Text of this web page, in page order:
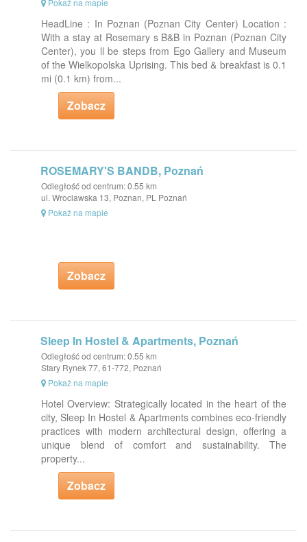
Pokaż na mapie
HeadLine : In Poznan (Poznan City Center) Location :
With a stay at Rosemary s B&B in Poznan (Poznan City
Center), you ll be steps from Ego Gallery and Museum
of the Wielkopolska Uprising. This bed & breakfast is 0.1
mi (0.1 km) from...
Zobacz
ROSEMARY'S BANDB, Poznań
Odległość od centrum: 0.55 km
ul. Wroclawska 13, Poznan, PL Poznań
Pokaż na mapie
Zobacz
Sleep In Hostel & Apartments, Poznań
Odległość od centrum: 0.55 km
Stary Rynek 77, 61-772, Poznań
Pokaż na mapie
Hotel Overview: Strategically located in the heart of the
city, Sleep In Hostel & Apartments combines eco-friendly
practices with modern architectural design, offering a
unique blend of comfort and sustainability. The
property...
Zobacz